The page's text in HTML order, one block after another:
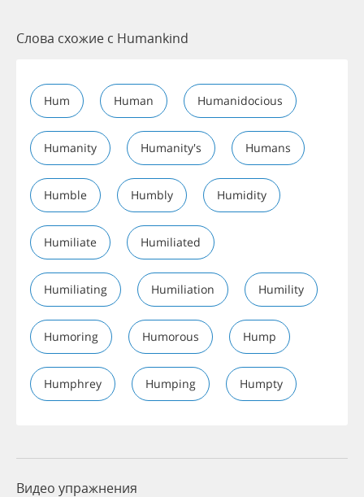
Слова схожие с Humankind
Hum Human Humanidocious
Humanity Humanity's Humans
Humble Humbly Humidity
Humiliate Humiliated
Humiliating Humiliation Humility
Humoring Humorous Hump
Humphrey Humping Humpty
Видео упражнения